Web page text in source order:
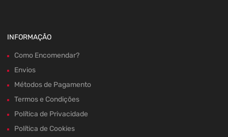
INFORMAÇÃO
Como Encomendar?
Envios
Métodos de Pagamento
Termos e Condições
Política de Privacidade
Política de Cookies